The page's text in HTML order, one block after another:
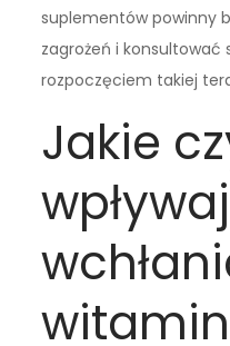
suplementów powinny
zagrożeń i konsultować
rozpoczęciem takiej
Jakie